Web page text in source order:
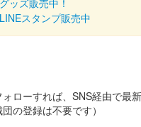
ものの復刻版として通信販売
印
ッズ販売中！
スタンプ販売中
ローすれば、SNS経由で最
の登録は不要です）